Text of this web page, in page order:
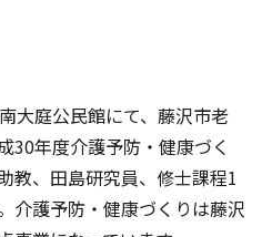
大庭公民館にて、藤沢市老
30年度介護予防・健康づく
教、田島研究員、修士課程1
介護予防・健康づくりは藤沢